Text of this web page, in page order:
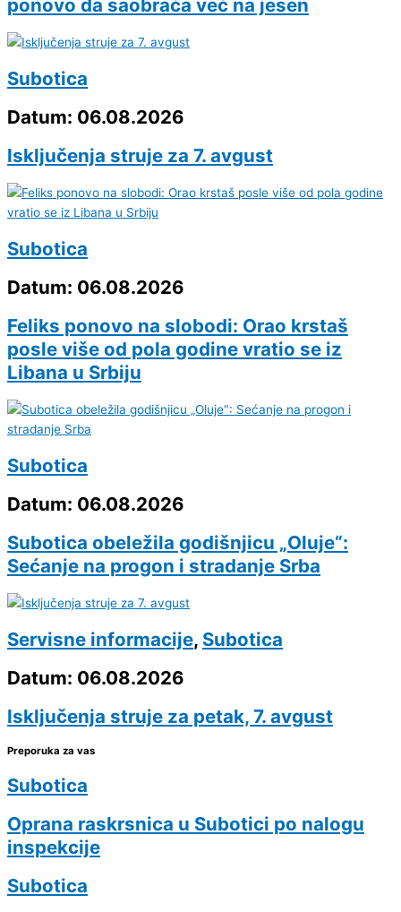
ponovo da saobraća već na jesen
Subotica
Datum: 06.08.2026
Isključenja struje za 7. avgust
Subotica
Datum: 06.08.2026
Feliks ponovo na slobodi: Orao krstaš
posle više od pola godine vratio se iz
Libana u Srbiju
Subotica
Datum: 06.08.2026
Subotica obeležila godišnjicu „Oluje“:
Sećanje na progon i stradanje Srba
Servisne informacije, Subotica
Datum: 06.08.2026
Isključenja struje za petak, 7. avgust
Preporuka za vas
Subotica
Oprana raskrsnica u Subotici po nalogu
inspekcije
Subotica